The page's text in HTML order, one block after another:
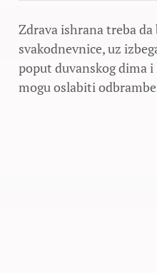
Zdrava ishrana treba da
svakodnevnice, uz
poput duvanskog dima
mogu oslabiti